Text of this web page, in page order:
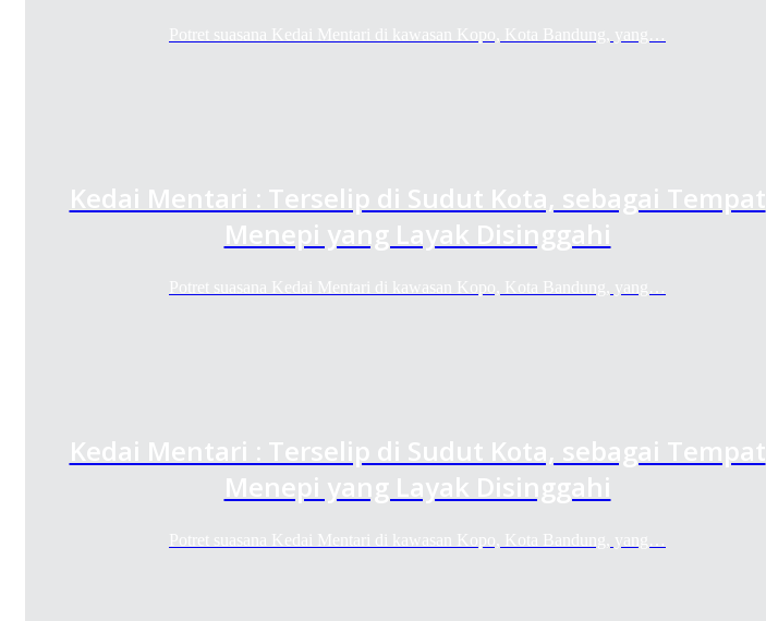
Potret suasana Kedai Mentari di kawasan Kopo, Kota Bandung, yang…
Kedai Mentari : Terselip di Sudut Kota, sebagai Tempat
Menepi yang Layak Disinggahi
Potret suasana Kedai Mentari di kawasan Kopo, Kota Bandung, yang…
Kedai Mentari : Terselip di Sudut Kota, sebagai Tempat
Menepi yang Layak Disinggahi
Potret suasana Kedai Mentari di kawasan Kopo, Kota Bandung, yang…